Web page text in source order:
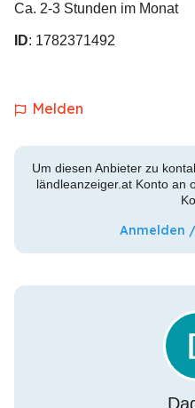
Ca. 2-3 Stunden im Monat
ID: 1782371492
Melden
Um diesen Anbieter zu
ländleanzeiger.at Konto an
Anmelden